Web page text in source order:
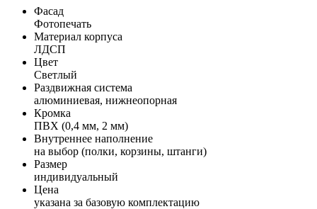
Фасад
Фотопечать
Материал корпуса
ЛДСП
Цвет
Светлый
Раздвижная система
алюминиевая, нижнеопорная
Кромка
ПВХ (0,4 мм, 2 мм)
Внутреннее наполнение
на выбор (полки, корзины, штанги)
Размер
индивидуальный
Цена
указана за базовую комплектацию